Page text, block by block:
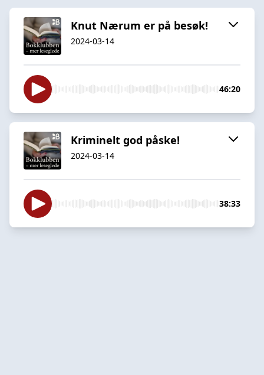
Knut Nærum er på besøk!
2024-03-14
46:20
Kriminelt god påske!
2024-03-14
38:33